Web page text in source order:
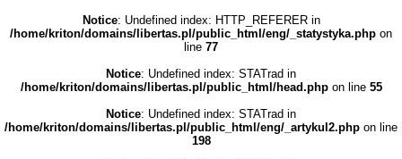
Notice: Undefined index: HTTP_REFERER in
/home/kriton/domains/libertas.pl/public_html/eng/_statystyka.php on
line 77
Notice: Undefined index: STATrad in
/home/kriton/domains/libertas.pl/public_html/head.phpon line 55
Notice: Undefined index: STATrad in
/home/kriton/domains/libertas.pl/public_html/eng/_artykul2.php on line
198